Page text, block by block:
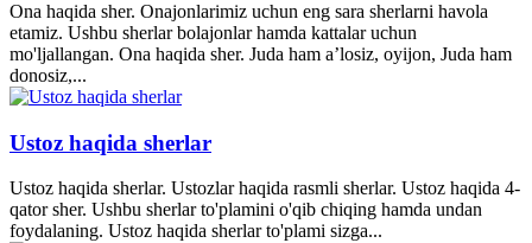
Ona haqida sher. Onajonlarimiz uchun eng sara sherlarni havola
etamiz. Ushbu sherlar bolajonlar hamda kattalar uchun
mo'ljallangan. Ona haqida sher. Juda ham a’losiz, oyijon, Juda ham
donosiz,...
Ustoz haqida sherlar
Ustoz haqida sherlar. Ustozlar haqida rasmli sherlar. Ustoz haqida 4-
qator sher. Ushbu sherlar to'plamini o'qib chiqing hamda undan
foydalaning. Ustoz haqida sherlar to'plami sizga...